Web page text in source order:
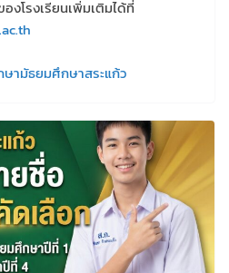
โรงเรียนเพิ่มเติมได้ที่
ามัธยมศึกษาสระแก้ว